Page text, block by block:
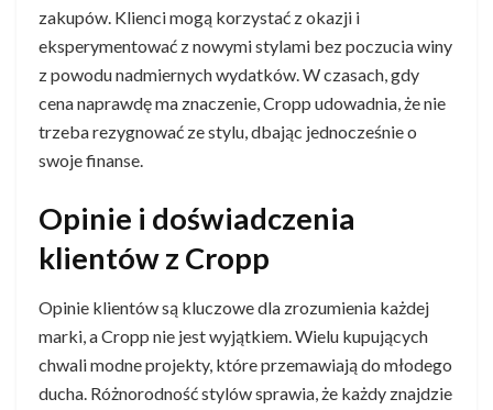
zakupów. Klienci mogą korzystać z okazji i
eksperymentować z nowymi stylami bez poczucia winy
z powodu nadmiernych wydatków. W czasach, gdy
cena naprawdę ma znaczenie, Cropp udowadnia, że nie
trzeba rezygnować ze stylu, dbając jednocześnie o
swoje finanse.
Opinie i doświadczenia
klientów z Cropp
Opinie klientów są kluczowe dla zrozumienia każdej
marki, a Cropp nie jest wyjątkiem. Wielu kupujących
chwali modne projekty, które przemawiają do młodego
ducha. Różnorodność stylów sprawia, że każdy znajdzie